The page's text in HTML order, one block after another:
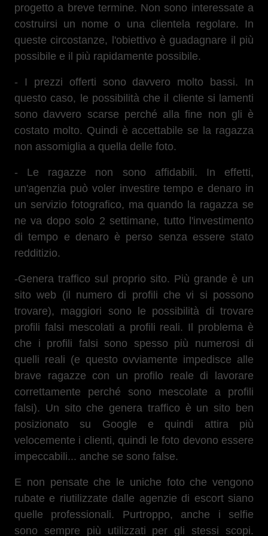
progetto a breve termine. Non sono interessate a
costruirsi un nome o una clientela regolare. In
queste circostanze, l'obiettivo è guadagnare il più
possibile e il più rapidamente possibile.
- I prezzi offerti sono davvero molto bassi. In
questo caso, le possibilità che il cliente si lamenti
sono davvero scarse perché alla fine non gli è
costato molto. Quindi è accettabile se la ragazza
non assomiglia a quella delle foto.
- Le ragazze non sono affidabili. In effetti,
un'agenzia può voler investire tempo e denaro in
un servizio fotografico, ma quando la ragazza se
ne va dopo solo 2 settimane, tutto l'investimento
di tempo e denaro è perso senza essere stato
redditizio.
-Genera traffico sul proprio sito. Più grande è un
sito web (il numero di profili che vi si possono
trovare), maggiori sono le possibilità di trovare
profili falsi mescolati a profili reali. Il problema è
che i profili falsi sono spesso più numerosi di
quelli reali (e questo ovviamente impedisce alle
brave ragazze con un profilo reale di lavorare
correttamente perché sono mescolate a profili
falsi). Un sito che genera traffico è un sito ben
posizionato su Google e quindi attira più
velocemente i clienti, quindi le foto devono essere
impeccabili... anche se sono false.
E non pensate che le uniche foto che vengono
rubate e riutilizzate dalle agenzie di escort siano
quelle professionali. Purtroppo, anche i selfie
sono sempre più utilizzati per gli stessi scopi.